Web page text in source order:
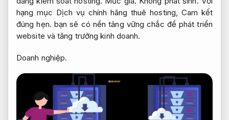
hạng mục Dịch vụ chính hãng thuê hosting, Cam kết
đúng hẹn. bạn sẽ có nền tảng vững chắc để phát triển
website và tăng trưởng kinh doanh.
Doanh nghiệp.